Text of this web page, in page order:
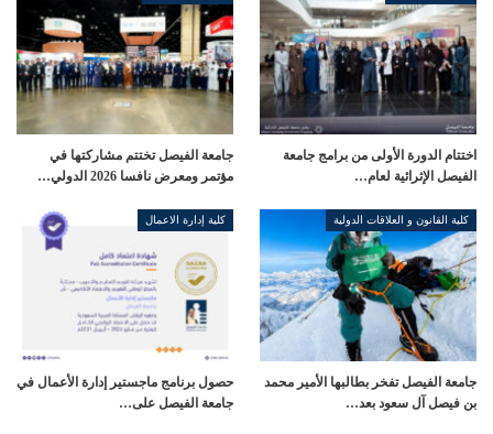
اختتام الدورة الأولى من برامج جامعة
الفيصل الإثرائية لعام…
جامعة الفيصل تختتم مشاركتها في
مؤتمر ومعرض نافسا 2026 الدولي…
كلية القانون و العلاقات الدولية
جامعة الفيصل تفخر بطالبها الأمير محمد
بن فيصل آل سعود بعد…
كلية إدارة الاعمال
حصول برنامج ماجستير إدارة الأعمال في
جامعة الفيصل على…